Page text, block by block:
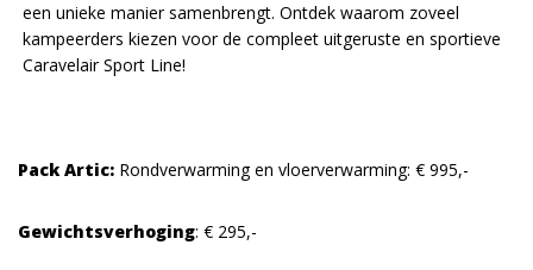
een unieke manier samenbrengt. Ontdek waarom zoveel
kampeerders kiezen voor de compleet uitgeruste en sportieve
Caravelair Sport Line!
Pack Artic: Rondverwarming en vloerverwarming: € 995,-
Gewichtsverhoging: € 295,-